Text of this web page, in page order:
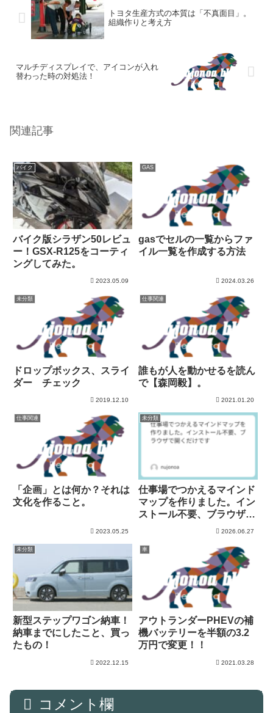
トヨタ生産方式の本質は「不真面目」。
組織作りと考え方
マルチディスプレイで、アイコンが入れ
替わった時の対処法！
関連記事
バイク
バイク版シラザン50レビュ
ー！GSX-R125をコーティ
ングしてみた。
2023.05.09
GAS
gasでセルの一覧からファ
イル一覧を作成する方法
2024.03.26
未分類
ドロップボックス、スライ
ダー チェック
2019.12.10
仕事関連
誰もが人を動かせるを読ん
で【森岡毅】。
2021.01.20
仕事関連
「企画」とは何か？それは
文化を作ること。
2023.05.25
未分類
仕事場でつかえるマインド
マップを作りました。イン
ストール不要、ブラウザで
2026.06.27
未分類
新型ステップワゴン納車！
納車までにしたこと、買っ
たもの！
2022.12.15
車
アウトランダーPHEVの補
機バッテリーを半額の3.2
万円で変更！！
2021.03.28
コメント欄